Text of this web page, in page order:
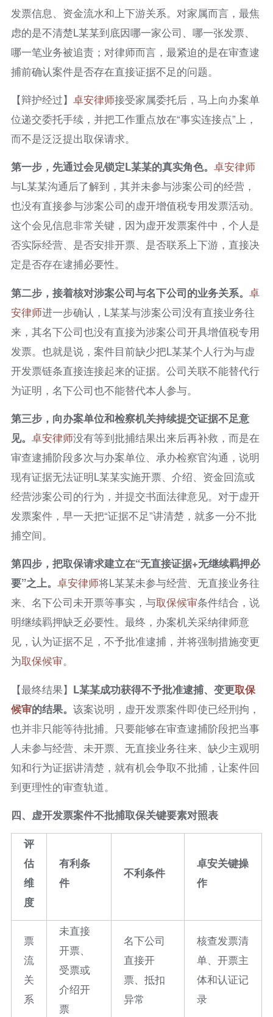
发票信息、资金流水和上下游关系。对家属而言，最焦
虑的是不清楚L某某到底因哪一家公司、哪一张发票、
哪一笔业务被追责；对律师而言，最紧迫的是在审查逮
捕前确认案件是否存在直接证据不足的问题。
【辩护经过】 卓安律师接受家属委托后，马上向办案单
位递交委托手续，并把工作重点放在“事实连接点”上，
而不是泛泛提出取保请求。
第一步，先通过会见锁定L某某的真实角色。 卓安律师
与L某某沟通后了解到，其并未参与涉案公司的经营，
也没有直接参与涉案公司的虚开增值税专用发票活动。
这个会见信息非常关键，因为虚开发票案件中，个人是
否实际经营、是否安排开票、是否联系上下游，直接决
定是否存在逮捕必要性。
第二步，接着核对涉案公司与名下公司的业务关系。 卓
安律师进一步确认，L某某与涉案公司没有直接业务往
来，其名下公司也没有直接为涉案公司开具增值税专用
发票。也就是说，案件目前缺少把L某某个人行为与虚
开发票链条直接连接起来的证据。公司关联不能替代行
为证明，名下公司也不能替代本人参与。
第三步，向办案单位和检察机关持续提交证据不足意
见。 卓安律师没有等到批捕结果出来后再补救，而是在
审查逮捕阶段多次与办案单位、承办检察官沟通，说明
现有证据无法证明L某某实施开票、介绍、资金回流或
经营涉案公司的行为，并提交书面法律意见。对于虚开
发票案件，早一天把“证据不足”讲清楚，就多一分不批
捕空间。
第四步，把取保请求建立在“无直接证据+无继续羁押必
要”之上。 卓安律师将L某某未参与经营、无直接业务往
来、名下公司未开票等事实，与取保候审条件结合，说
明继续羁押缺乏必要性。最终，办案机关采纳律师意
见，认为证据不足，不予批准逮捕，并将强制措施变更
为取保候审。
【最终结果】 L某某成功获得不予批准逮捕、变更取保
候审的结果。 该案说明，虚开发票案件即使已经刑拘，
也并非只能等待批捕。只要能够在审查逮捕阶段把当事
人未参与经营、未开票、无直接业务往来、缺少主观明
知和行为证据讲清楚，就有机会争取不批捕，让案件回
到更理性的审查轨道。
四、虚开发票案件不批捕取保关键要素对照表
评
估
维
度
有利条
件
不利条件
卓安关键操
作
票
流
关
系
未直接
开票、
受票或
介绍开
票
名下公司
直接开
票、抵扣
异常
核查发票清
单、开票主
体和认证记
录